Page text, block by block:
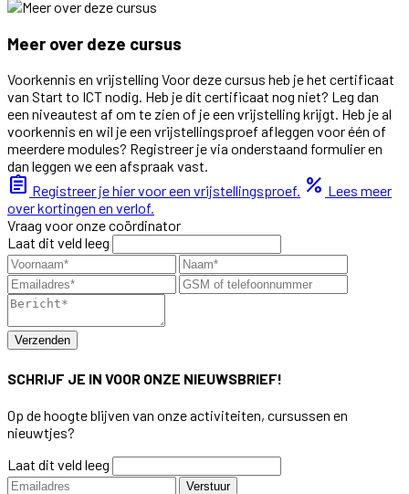
Meer over deze cursus
Voorkennis en vrijstelling Voor deze cursus heb je het certificaat
van Start to ICT nodig. Heb je dit certificaat nog niet? Leg dan
een niveautest af om te zien of je een vrijstelling krijgt. Heb je al
voorkennis en wil je een vrijstellingsproef afleggen voor één of
meerdere modules? Registreer je via onderstaand formulier en
dan leggen we een afspraak vast.
assignment Registreer je hier voor een vrijstellingsproef. percent Lees meer
over kortingen en verlof.
Vraag voor onze coördinator
Laat dit veld leeg
Verzenden
SCHRIJF JE IN VOOR ONZE NIEUWSBRIEF!
Op de hoogte blijven van onze activiteiten, cursussen en
nieuwtjes?
Laat dit veld leeg
Verstuur